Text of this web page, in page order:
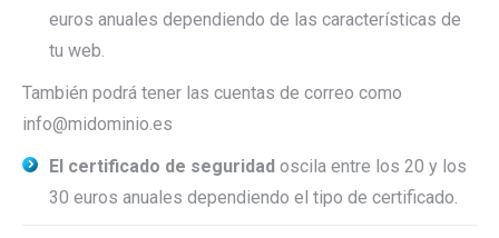
euros anuales dependiendo de las características de
tu web.
También podrá tener las cuentas de correo como
info@midominio.es
El certificado de seguridad oscila entre los 20 y los
30 euros anuales dependiendo el tipo de certificado.